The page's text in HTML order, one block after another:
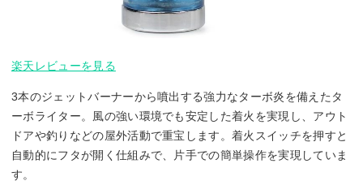
楽天レビューを見る
3本のジェットバーナーから噴出する強力なターボ炎を備えたタ
ーボライター。風の強い環境でも安定した着火を実現し、アウト
ドアや釣りなどの屋外活動で重宝します。着火スイッチを押すと
自動的にフタが開く仕組みで、片手での簡単操作を実現していま
す。